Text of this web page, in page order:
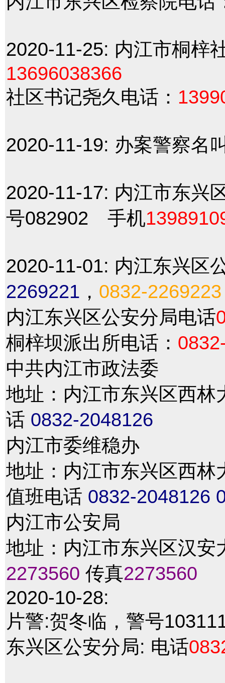
2020-11-25: 内江市桐梓
13696038366
社区书记尧久电话：
2020-11-19: 办案警察名
2020-11-17: 内江市东兴
号082902 手机
2020-11-01: 内江东兴区
2269221 ， 0832-2269223
内江东兴区公安分局电话
桐梓坝派出所电话：
中共内江市政法委
地址：内江市东兴区西
话 0832-2048126
内江市委维稳办
地址：内江市东兴区西林
值班电话 0832-2048126
内江市公安局
地址：内江市东兴区汉
2273560 传真2273560
2020-10-28:
片警:贺冬临，警号
东兴区公安分局: 电话